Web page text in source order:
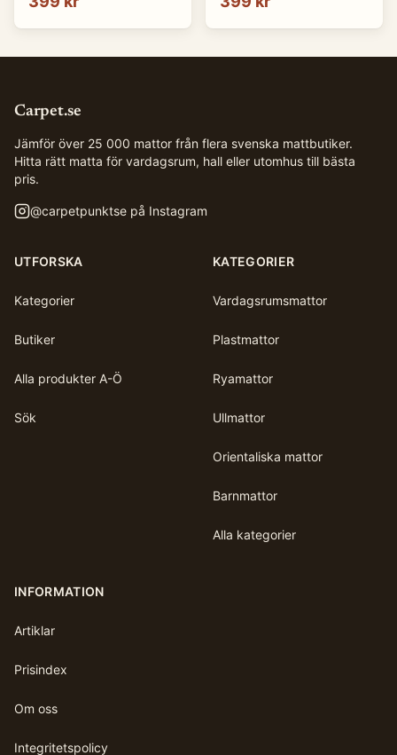
Carpet.se
Jämför över 25 000 mattor från flera svenska mattbutiker.
Hitta rätt matta för vardagsrum, hall eller utomhus till bästa
pris.
@carpetpunktse på Instagram
UTFORSKA
Kategorier
Butiker
Alla produkter A-Ö
Sök
KATEGORIER
Vardagsrumsmattor
Plastmattor
Ryamattor
Ullmattor
Orientaliska mattor
Barnmattor
Alla kategorier
INFORMATION
Artiklar
Prisindex
Om oss
Integritetspolicy